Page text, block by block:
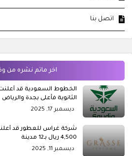
اتصل بنا
اخر ماتم نشره من
الخطوط السعودية قد
الثانوية فأعلى بجدة والرياض
ديسمبر 17, 2025
شركة غراس للعطور قد
4,500 ريال بـ12 مدينة
ديسمبر 11, 2025